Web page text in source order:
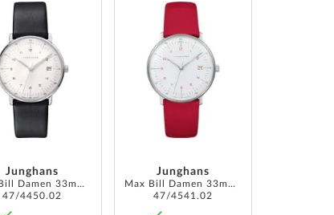
Junghans
Max Bill Damen 33mm 5ATM
47/4450.02
HINZUFÜGEN
Junghans
Max Bill Damen 33mm 5ATM
47/4541.02